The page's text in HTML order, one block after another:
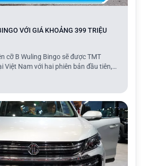
VỚI GIÁ KHOẢNG 399 TRIỆU
cỡ B Wuling Bingo sẽ được TMT
Việt Nam với hai phiên bản đầu tiên,
pin 31,9 kWh và bản 410 km với pin
lượt là 399 và 469 triệu đồng. Hai
quãng đường 203 k